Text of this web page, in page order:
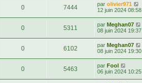
0 7444 par olivier971
12 juin 2024 08:58
0 5311 par Meghan07
08 juin 2024 19:37
0 6102 par Meghan07
08 juin 2024 19:30
0 5463 par Fool
06 juin 2024 10:25